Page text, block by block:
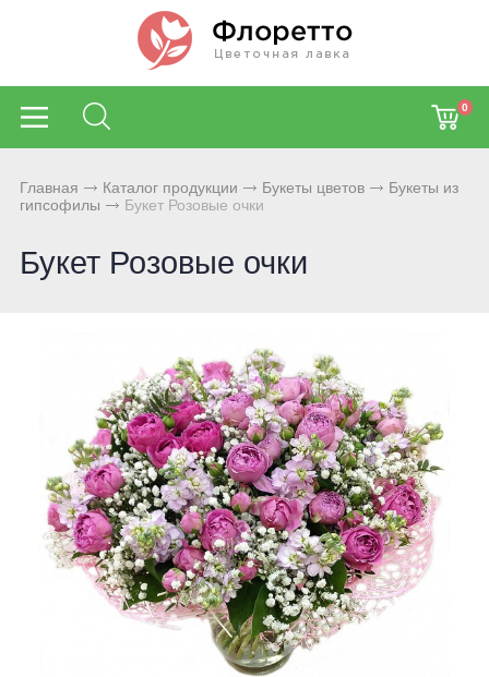
0
Главная Каталог продукции Букеты цветов
Букеты из
гипсофилы
Букет Розовые очки
Букет Розовые очки